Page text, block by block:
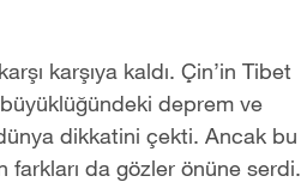
karşıya kaldı. Çin’in Tibet
deprem ve
dikkatini çekti. Ancak bu
farkları da gözler önüne serdi.